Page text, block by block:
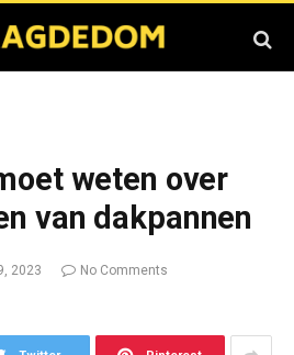
weten over
van dakpannen
2023
No Comments